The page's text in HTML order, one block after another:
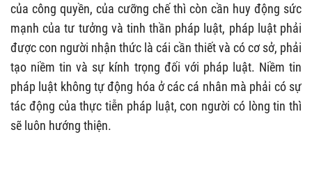
của công quyền, của cưỡng chế thì còn cần huy động sức
mạnh của tư tưởng và tinh thần pháp luật, pháp luật phải
được con người nhận thức là cái cần thiết và có cơ sở, phải
tạo niềm tin và sự kính trọng đối với pháp luật. Niềm tin
pháp luật không tự động hóa ở các cá nhân mà phải có sự
tác động của thực tiễn pháp luật, con người có lòng tin thì
sẽ luôn hướng thiện.